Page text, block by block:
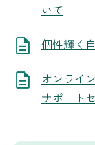
いて
個性輝く
オンライ
サポート